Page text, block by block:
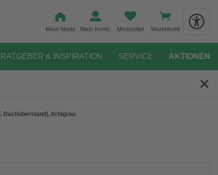
Mein Markt Mein Konto Merkzettel Warenkorb
RATGEBER & INSPIRATION SERVICE AKTIONEN
Dachüberstand), lichtgrau